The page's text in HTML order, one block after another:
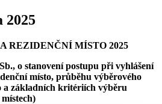
2025
REZIDENČNÍ MÍSTO 2025
o stanovení postupu při vyhlášení
místo, průběhu výběrového
a základních kritériích výběru